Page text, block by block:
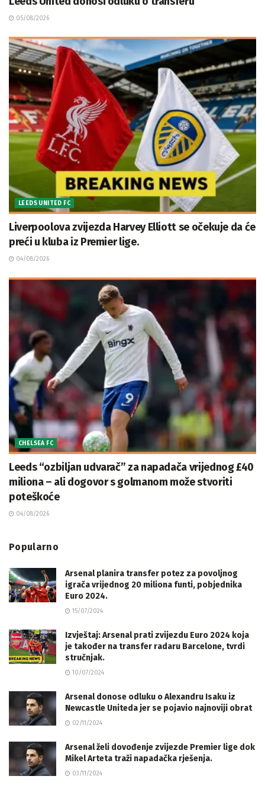
05/08/2026
LEEDS UNITED FC
Liverpoolova zvijezda Harvey Elliott se očekuje da će
preći u kluba iz Premier lige.
04/08/2026
CHELSEA FC
Leeds “ozbiljan udvarač” za napadača vrijednog £40
miliona – ali dogovor s golmanom može stvoriti
poteškoće
04/08/2026
Popularno
Arsenal planira transfer potez za povoljnog
igrača vrijednog 20 miliona funti, pobjednika
Euro 2024.
15/07/2024
Izvještaj: Arsenal prati zvijezdu Euro 2024 koja
je također na transfer radaru Barcelone, tvrdi
stručnjak.
10/07/2024
Arsenal donose odluku o Alexandru Isaku iz
Newcastle Uniteda jer se pojavio najnoviji obrat
02/11/2024
Arsenal želi dovođenje zvijezde Premier lige dok
Mikel Arteta traži napadačka rješenja.
03/11/2024